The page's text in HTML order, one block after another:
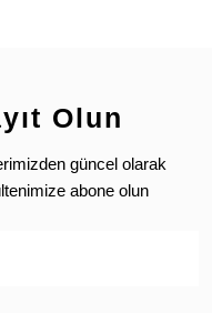
Olun
güncel olarak
abone olun